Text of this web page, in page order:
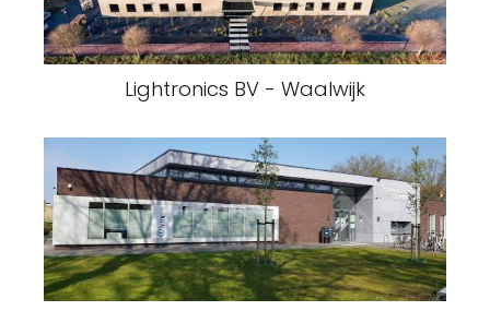
Lightronics BV - Waalwijk